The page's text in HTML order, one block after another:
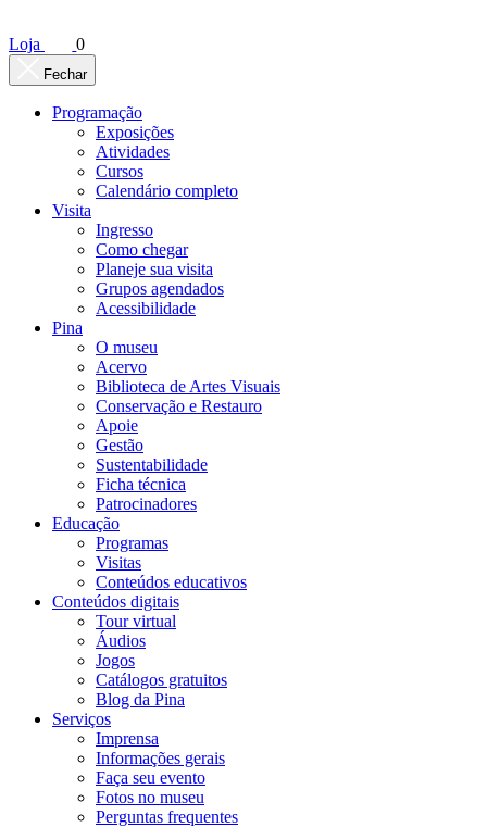
Loja 0
Fechar
Programação
Exposições
Atividades
Cursos
Calendário completo
Visita
Ingresso
Como chegar
Planeje sua visita
Grupos agendados
Acessibilidade
Pina
O museu
Acervo
Biblioteca de Artes Visuais
Conservação e Restauro
Apoie
Gestão
Sustentabilidade
Ficha técnica
Patrocinadores
Educação
Programas
Visitas
Conteúdos educativos​
Conteúdos digitais
Tour virtual
Áudios
Jogos
Catálogos gratuitos
Blog da Pina
Serviços
Imprensa
Informações gerais
Faça seu evento
Fotos no museu
Perguntas frequentes